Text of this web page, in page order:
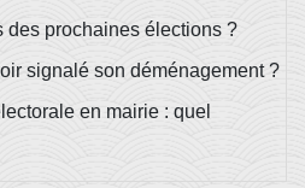
des prochaines élections ?
signalé son déménagement ?
en mairie : quel